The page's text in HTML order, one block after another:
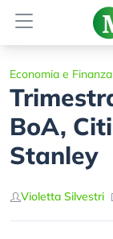
Economia e Finanza
BoA,
Stanley
Violetta Silvestri